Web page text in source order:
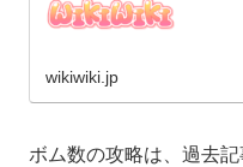
wikiwiki.jp
ボム数の攻略は、過去